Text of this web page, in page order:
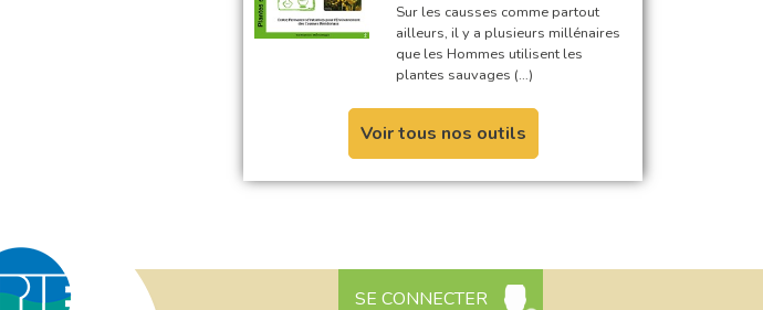
Sur les causses comme partout
ailleurs, il y a plusieurs millénaires
que les Hommes utilisent les
plantes sauvages (…)
Voir tous nos outils
SE CONNECTER